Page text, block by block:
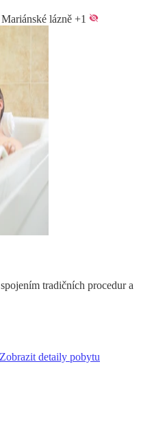
lázně +1
tradičních procedur a
Zobrazit detaily pobytu